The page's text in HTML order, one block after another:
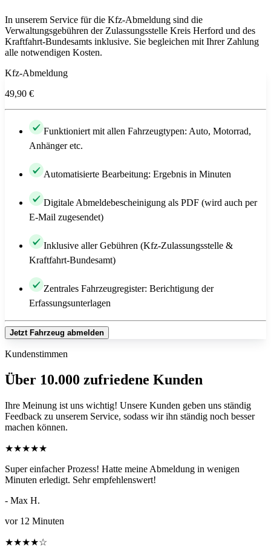
In unserem Service für die Kfz-Abmeldung sind die
Verwaltungsgebühren der Zulassungsstelle Kreis Herford und des
Kraftfahrt-Bundesamts inklusive. Sie begleichen mit Ihrer Zahlung
alle notwendigen Kosten.
Kfz-Abmeldung
49,90 €
Funktioniert mit allen Fahrzeugtypen: Auto, Motorrad,
Anhänger etc.
Automatisierte Bearbeitung: Ergebnis in Minuten
Digitale Abmeldebescheinigung als PDF (wird auch per
E-Mail zugesendet)
Inklusive aller Gebühren (Kfz-Zulassungsstelle &
Kraftfahrt-Bundesamt)
Zentrales Fahrzeugregister: Berichtigung der
Erfassungsunterlagen
Jetzt Fahrzeug abmelden
Kundenstimmen
Über 10.000 zufriedene Kunden
Ihre Meinung ist uns wichtig! Unsere Kunden geben uns ständig
Feedback zu unserem Service, sodass wir ihn ständig noch besser
machen können.
★★★★★
Super einfacher Prozess! Hatte meine Abmeldung in wenigen
Minuten erledigt. Sehr empfehlenswert!
- Max H.
vor 12 Minuten
★★★★☆